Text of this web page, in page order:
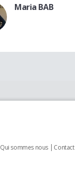
Maria BAB
Qui sommes nous Contact